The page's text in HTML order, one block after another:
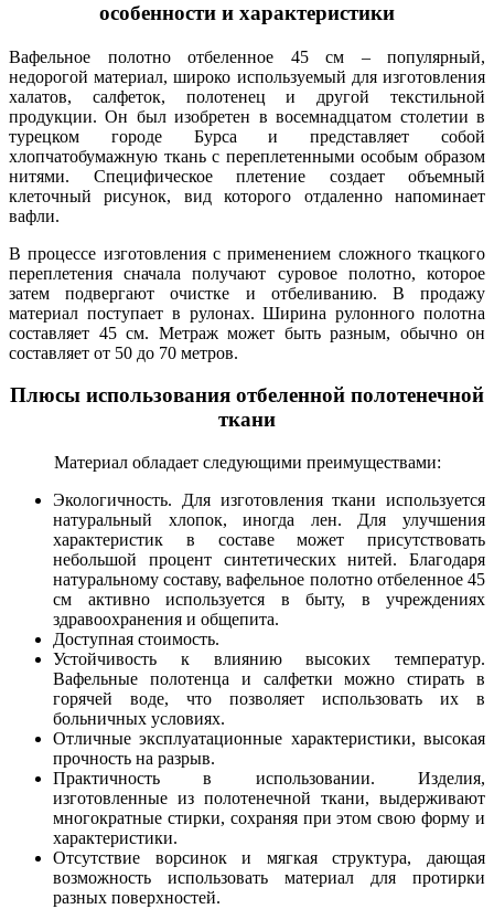
особенности и характеристики
Вафельное полотно отбеленное 45 см – популярный,
недорогой материал, широко используемый для изготовления
халатов, салфеток, полотенец и другой текстильной
продукции. Он был изобретен в восемнадцатом столетии в
турецком городе Бурса и представляет собой
хлопчатобумажную ткань с переплетенными особым образом
нитями. Специфическое плетение создает объемный
клеточный рисунок, вид которого отдаленно напоминает
вафли.
В процессе изготовления с применением сложного ткацкого
переплетения сначала получают суровое полотно, которое
затем подвергают очистке и отбеливанию. В продажу
материал поступает в рулонах. Ширина рулонного полотна
составляет 45 см. Метраж может быть разным, обычно он
составляет от 50 до 70 метров.
Плюсы использования отбеленной полотенечной
ткани
Материал обладает следующими преимуществами:
Экологичность. Для изготовления ткани используется
натуральный хлопок, иногда лен. Для улучшения
характеристик в составе может присутствовать
небольшой процент синтетических нитей. Благодаря
натуральному составу, вафельное полотно отбеленное 45
см активно используется в быту, в учреждениях
здравоохранения и общепита.
Доступная стоимость.
Устойчивость к влиянию высоких температур.
Вафельные полотенца и салфетки можно стирать в
горячей воде, что позволяет использовать их в
больничных условиях.
Отличные эксплуатационные характеристики, высокая
прочность на разрыв.
Практичность в использовании. Изделия,
изготовленные из полотенечной ткани, выдерживают
многократные стирки, сохраняя при этом свою форму и
характеристики.
Отсутствие ворсинок и мягкая структура, дающая
возможность использовать материал для протирки
разных поверхностей.